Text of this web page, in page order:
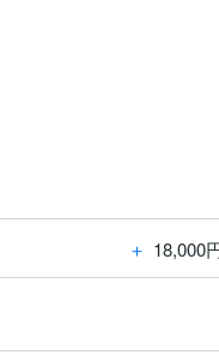
＋ 18,000